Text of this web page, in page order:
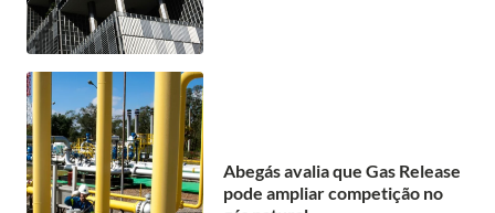
Abegás avalia que Gas Release
pode ampliar competição no